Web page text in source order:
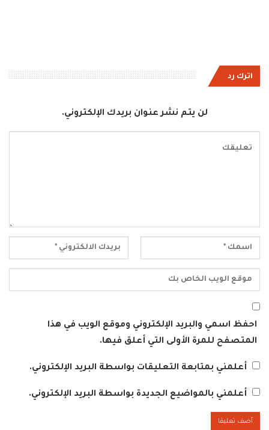
اترك رد
لن يتم نشر عنوان بريدك الإلكتروني.
احفظ اسمي والبريد الإلكتروني وموقع الويب في هذا
المتصفح للمرة الأولى التي أعلق فيها.
أعلمني بمتابعة التعليقات بواسطة البريد الإلكتروني.
أعلمني بالمواضيع الجديدة بواسطة البريد الإلكتروني.